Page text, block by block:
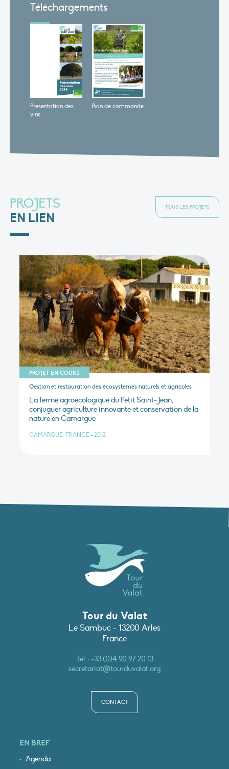
Téléchargements
Présentation des
vins
Bon de commande
PROJETS
EN LIEN
TOUS LES PROJETS
PROJET EN COURS
Gestion et restauration des écosystèmes naturels et agricoles
La ferme agroécologique du Petit Saint-Jean,
conjuguer agriculture innovante et conservation de la
nature en Camargue
CAMARGUE, FRANCE • 2012
Tour du Valat
Le Sambuc - 13200 Arles
France
Tél. :+33 (0)4 90 97 20 13
secretariat@tourduvalat.org
CONTACT
EN BREF
Agenda